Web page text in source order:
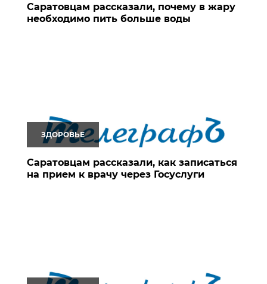
Саратовцам рассказали, почему в жару
необходимо пить больше воды
ЗДОРОВЬЕ
Саратовцам рассказали, как записаться
на прием к врачу через Госуслуги